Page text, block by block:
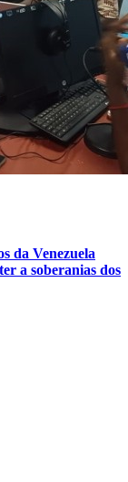
da Venezuela
a soberanias dos